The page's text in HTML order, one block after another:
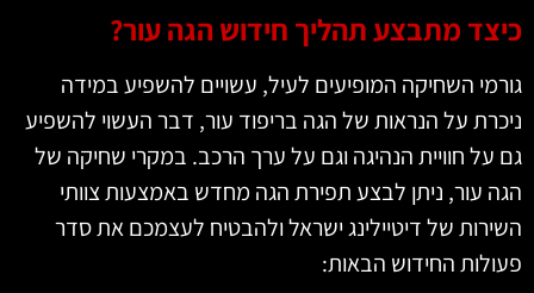
כיצד מתבצע תהליך חידוש הגה עור?
גורמי השחיקה המופיעים לעיל, עשויים להשפיע במידה
ניכרת על הנראות של הגה בריפוד עור, דבר העשוי להשפיע
גם על חוויית הנהיגה וגם על ערך הרכב. במקרי שחיקה של
הגה עור, ניתן לבצע תפירת הגה מחדש באמצעות צוותי
השירות של דיטיילינג ישראל ולהבטיח לעצמכם את סדר
פעולות החידוש הבאות: